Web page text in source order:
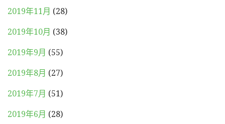
2019年11月 (28)
2019年10月 (38)
2019年9月 (55)
2019年8月 (27)
2019年7月 (51)
2019年6月 (28)